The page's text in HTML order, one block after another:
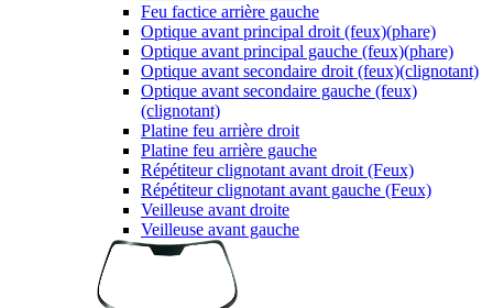
Feu factice arrière gauche
Optique avant principal droit (feux)(phare)
Optique avant principal gauche (feux)(phare)
Optique avant secondaire droit (feux)(clignotant)
Optique avant secondaire gauche (feux)
(clignotant)
Platine feu arrière droit
Platine feu arrière gauche
Répétiteur clignotant avant droit (Feux)
Répétiteur clignotant avant gauche (Feux)
Veilleuse avant droite
Veilleuse avant gauche